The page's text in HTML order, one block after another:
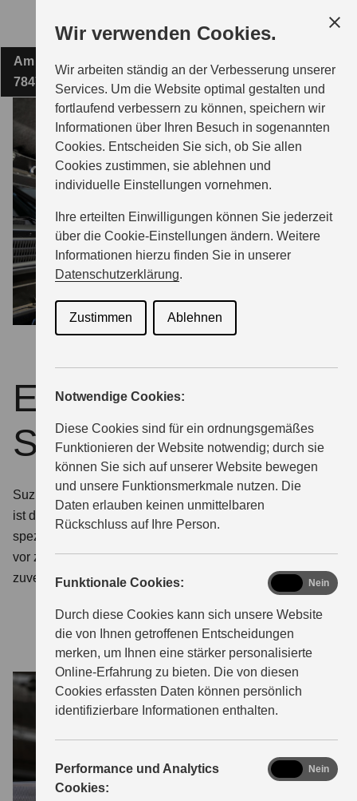
Wir verwenden Cookies.
Wir arbeiten ständig an der Verbesserung unserer
Services. Um die Website optimal gestalten und
fortlaufend verbessern zu können, speichern wir
Informationen über Ihren Besuch in sogenannten
Cookies. Entscheiden Sie sich, ob Sie allen
Cookies zustimmen, sie ablehnen und
individuelle Einstellungen vornehmen.
Ihre erteilten Einwilligungen können Sie jederzeit
über die Cookie-Einstellungen ändern. Weitere
Informationen hierzu finden Sie in unserer
Datenschutzerklärung.
Zustimmen Ablehnen
Notwendige Cookies:
Diese Cookies sind für ein ordnungsgemäßes
Funktionieren der Website notwendig; durch sie
können Sie sich auf unserer Website bewegen
und unsere Funktionsmerkmale nutzen. Die
Daten erlauben keinen unmittelbaren
Rückschluss auf Ihre Person.
Funktionale Cookies:
Durch diese Cookies kann sich unsere Website
die von Ihnen getroffenen Entscheidungen
merken, um Ihnen eine stärker personalisierte
Online-Erfahrung zu bieten. Die von diesen
Cookies erfassten Daten können persönlich
identifizierbare Informationen enthalten.
functional
Nein
Performance und Analytics
Cookies:
analyticsNein
Hauptinhalt
INSEL-GARAGE BECK
MODELLE
ZUBEHÖR
BERATUNG & KAUF
GESCHÄFTSKUNDEN
ÜBER UNS
Am Vögelisberg 3
78479 Reichenau
ECSTAR by
Suzuki
Suzuki Qualität auch bei Schutz und Pflege. ECSTAR
ist die von Suzuki entwickelte Marke für Motoröle und
spezielle Pflegeprodukte. So schützen Sie Ihr Fahrzeug
vor zu schnellem Verschleiß. Damit er so langlebig und
zuverlässig bleibt, wie Sie es von Suzuki gewohnt sind.